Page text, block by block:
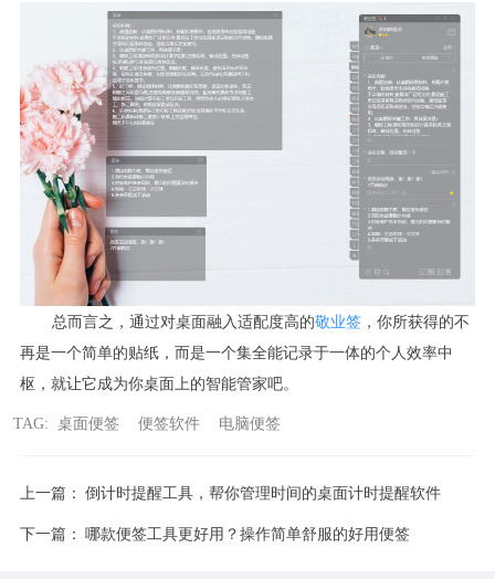
总而言之，通过对桌面融入适配度高的敬业签，你所获得的不
再是一个简单的贴纸，而是一个集全能记录于一体的个人效率中
枢，就让它成为你桌面上的智能管家吧。
TAG: 桌面便签 便签软件 电脑便签
上一篇： 倒计时提醒工具，帮你管理时间的桌面计时提醒软件
下一篇： 哪款便签工具更好用？操作简单舒服的好用便签